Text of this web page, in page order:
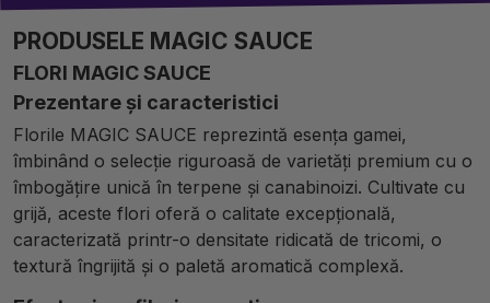
PRODUSELE MAGIC SAUCE
FLORI MAGIC SAUCE
Prezentare și caracteristici
Florile MAGIC SAUCE reprezintă esența gamei,
îmbinând o selecție riguroasă de varietăți premium cu o
îmbogățire unică în terpene și canabinoizi. Cultivate cu
grijă, aceste flori oferă o calitate excepțională,
caracterizată printr-o densitate ridicată de tricomi, o
textură îngrijită și o paletă aromatică complexă.